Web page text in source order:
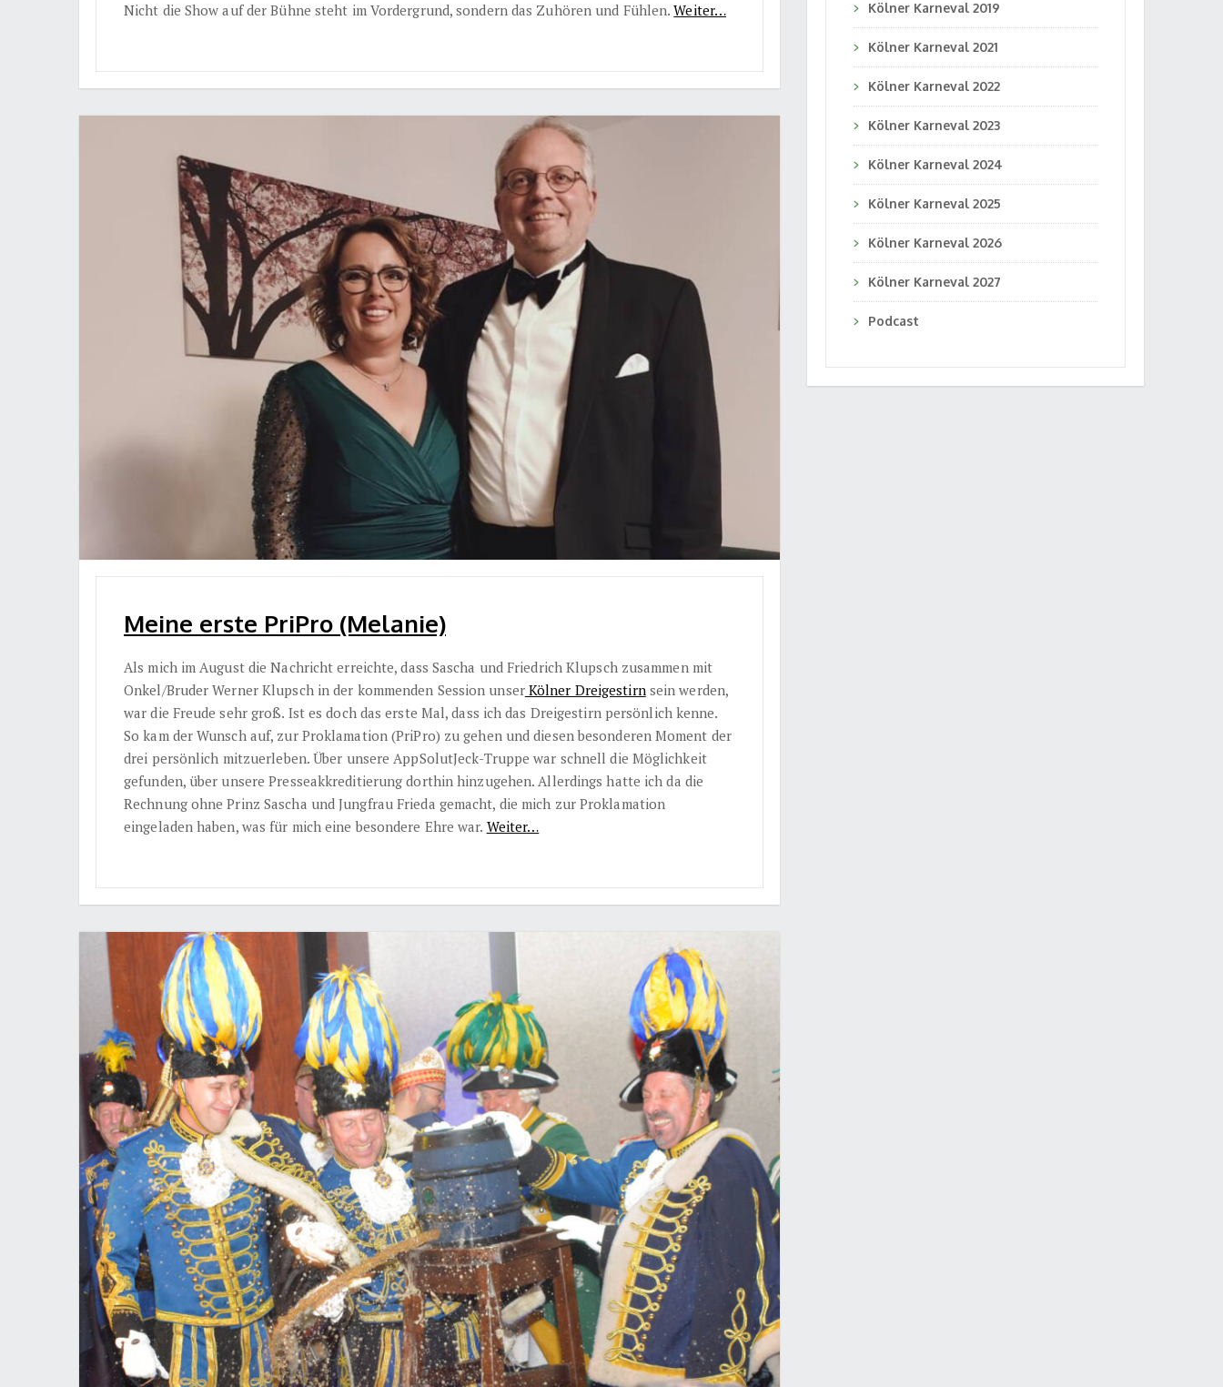
Nicht die Show auf der Bühne steht im Vordergrund, sondern das Zuhören und Fühlen.Weiter…
Meine erste PriPro (Melanie)
Als mich im August die Nachricht erreichte, dass Sascha und Friedrich Klupsch zusammen mit
Onkel/Bruder Werner Klupsch in der kommenden Session unserKölner Dreigestirnsein werden,
war die Freude sehr groß. Ist es doch das erste Mal, dass ich das Dreigestirn persönlich kenne.
So kam der Wunsch auf, zur Proklamation (PriPro) zu gehen und diesen besonderen Moment der
drei persönlich mitzuerleben. Über unsere AppSolutJeck-Truppe war schnell die Möglichkeit
gefunden, über unsere Presseakkreditierung dorthin hinzugehen. Allerdings hatte ich da die
Rechnung ohne Prinz Sascha und Jungfrau Frieda gemacht, die mich zur Proklamation
eingeladen haben, was für mich eine besondere Ehre war. Weiter…
Kölner Karneval 2019
Kölner Karneval 2021
Kölner Karneval 2022
Kölner Karneval 2023
Kölner Karneval 2024
Kölner Karneval 2025
Kölner Karneval 2026
Kölner Karneval 2027
Podcast